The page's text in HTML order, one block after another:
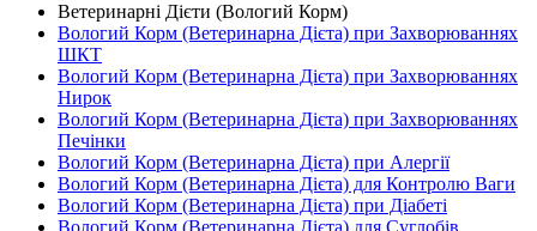
Ветеринарні Дієти (Вологий Корм)
Вологий Корм (Ветеринарна Дієта) при Захворюваннях
ШКТ
Вологий Корм (Ветеринарна Дієта) при Захворюваннях
Нирок
Вологий Корм (Ветеринарна Дієта) при Захворюваннях
Печінки
Вологий Корм (Ветеринарна Дієта) при Алергії
Вологий Корм (Ветеринарна Дієта) для Контролю Ваги
Вологий Корм (Ветеринарна Дієта) при Діабеті
Вологий Корм (Ветеринарна Дієта) для Суглобів